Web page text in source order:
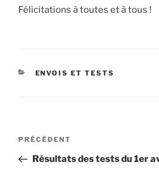
Félicitations à toutes et à tous !
CATÉGORIES
ENVOIS ET TESTS
Navigation
l’article
Article
précédent
PRÉCÉDENT
Résultats des tests du 1er